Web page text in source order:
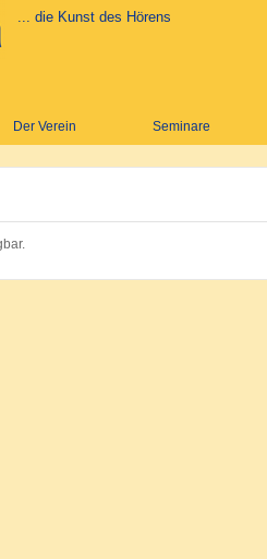
... die Kunst des Hörens
Der Verein Seminare